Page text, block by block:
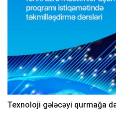
Texnoloji gələcəyi qurmağa